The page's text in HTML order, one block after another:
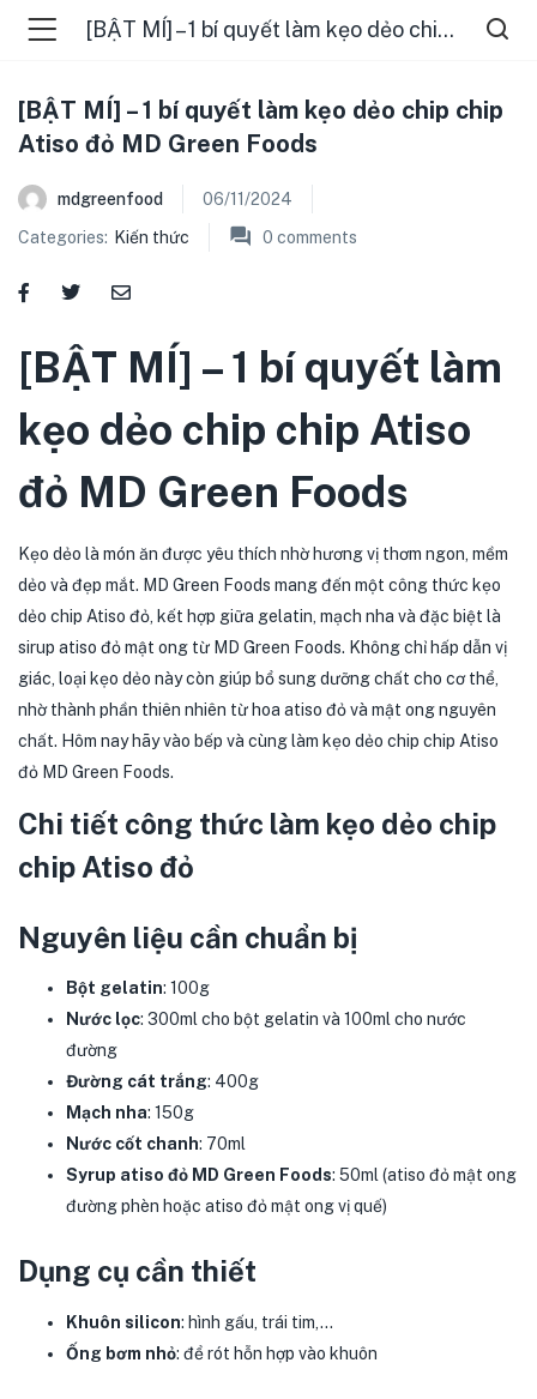
(ĐIỂM BÁN )
(TIN TỨC )
[BẬT MÍ] – 1 bí quyết làm kẹo dẻo chip chip Atiso đỏ MD Green Foods
[BẬT MÍ] – 1 bí quyết làm kẹo dẻo chip chip
Atiso đỏ MD Green Foods
mdgreenfood
06/11/2024
Categories: Kiến thức 0 comments
[BẬT MÍ] – 1 bí quyết làm
kẹo dẻo chip chip Atiso
đỏ MD Green Foods
Kẹo dẻo là món ăn được yêu thích nhờ hương vị thơm ngon, mềm
dẻo và đẹp mắt. MD Green Foods mang đến một công thức kẹo
dẻo chip Atiso đỏ, kết hợp giữa gelatin, mạch nha và đặc biệt là
sirup atiso đỏ mật ong từ MD Green Foods. Không chỉ hấp dẫn vị
giác, loại kẹo dẻo này còn giúp bổ sung dưỡng chất cho cơ thể,
nhờ thành phần thiên nhiên từ hoa atiso đỏ và mật ong nguyên
chất. Hôm nay hãy vào bếp và cùng làm kẹo dẻo chip chip Atiso
đỏ MD Green Foods.
Chi tiết công thức làm kẹo dẻo chip
chip Atiso đỏ
Nguyên liệu cần chuẩn bị
Bột gelatin: 100g
Nước lọc: 300ml cho bột gelatin và 100ml cho nước
đường
Đường cát trắng: 400g
Mạch nha: 150g
Nước cốt chanh: 70ml
Syrup atiso đỏ MD Green Foods: 50ml (atiso đỏ mật ong
đường phèn hoặc atiso đỏ mật ong vị quế)
Dụng cụ cần thiết
Khuôn silicon: hình gấu, trái tim,…
Ống bơm nhỏ: để rót hỗn hợp vào khuôn